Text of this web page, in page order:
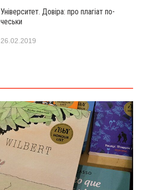
Університет. Довіра: про плагіат по-
чеськи
26.02.2019